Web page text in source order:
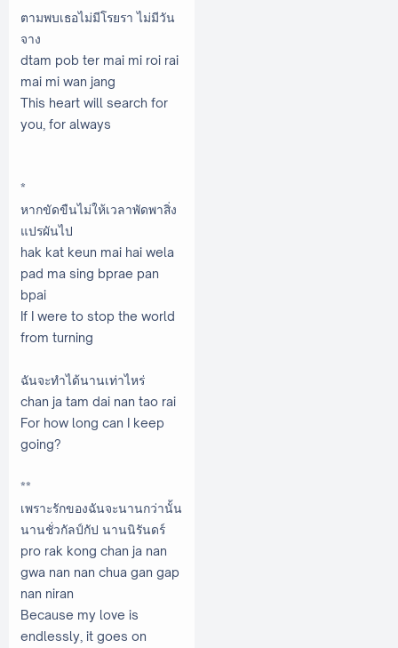
ตามพบเธอไม่มีโรยรา ไม่มีวัน
จาง
dtam pob ter mai mi roi rai
mai mi wan jang
This heart will search for
you, for always
*
หากขัดขืนไม่ให้เวลาพัดพาสิ่ง
แปรผันไป
hak kat keun mai hai wela
pad ma sing bprae pan
bpai
If I were to stop the world
from turning
ฉันจะทำได้นานเท่าไหร่
chan ja tam dai nan tao rai
For how long can I keep
going?
**
เพราะรักของฉันจะนานกว่านั้น
นานชั่วกัลป์กัป นานนิรันดร์
pro rak kong chan ja nan
gwa nan nan chua gan gap
nan niran
Because my love is
endlessly, it goes on